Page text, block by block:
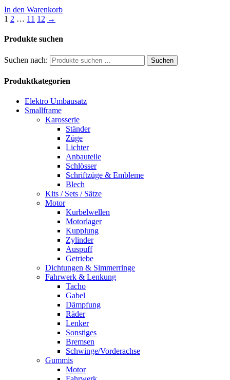
In den Warenkorb
1 2 … 11 12 →
Produkte suchen
Suchen nach: Suchen
Produktkategorien
Elektro Umbausatz
Smallframe
Karosserie
Ständer
Züge
Lichter
Anbauteile
Schlösser
Schriftzüge & Embleme
Blech
Kits / Sets / Sätze
Motor
Kurbelwellen
Motorlager
Kupplung
Zylinder
Auspuff
Getriebe
Dichtungen & Simmerringe
Fahrwerk & Lenkung
Tacho
Gabel
Dämpfung
Räder
Lenker
Sonstiges
Bremsen
Schwinge/Vorderachse
Gummis
Motor